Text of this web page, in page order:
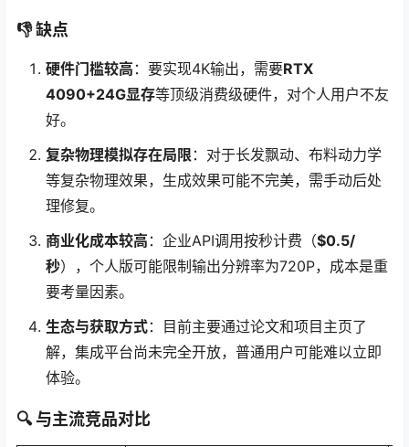
👎缺点
硬件门槛较高 ：要实现4K输出，需要RTX
4090+24G显存等顶级消费级硬件，对个人用户不友
好。
复杂物理模拟存在局限 ：对于长发飘动、布料动力学
等复杂物理效果，生成效果可能不完美，需手动后处
理修复。
商业化成本较高 ：企业API调用按秒计费（$0.5/
秒），个人版可能限制输出分辨率为720P，成本是重
要考量因素。
生态与获取方式：目前主要通过论文和项目主页了
解，集成平台尚未完全开放，普通用户可能难以立即
体验。
🔍与主流竞品对比